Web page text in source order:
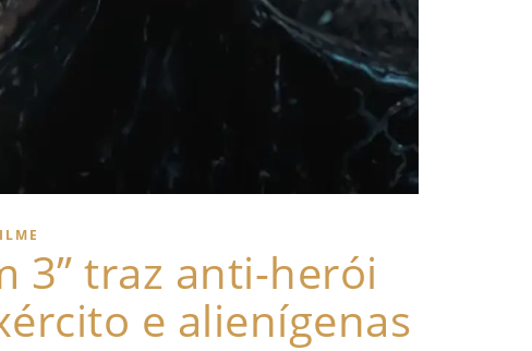
3” traz anti-herói
e alienígenas